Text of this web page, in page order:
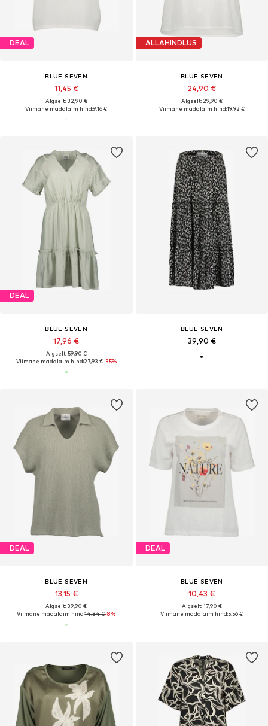
DEAL
BLUE SEVEN
11,45 €
Algselt: 32,90 €
Viimane madalaim hind:9,16 €
ALLAHINDLUS
BLUE SEVEN
24,90 €
Algselt: 29,90 €
Viimane madalaim hind:19,92 €
DEAL
BLUE SEVEN
17,96 €
Algselt: 59,90 €
Viimane madalaim hind:27,93 €-35%
BLUE SEVEN
39,90 €
DEAL
BLUE SEVEN
13,15 €
Algselt: 39,90 €
Viimane madalaim hind:14,34 €-8%
DEAL
BLUE SEVEN
10,43 €
Algselt: 17,90 €
Viimane madalaim hind:5,56 €